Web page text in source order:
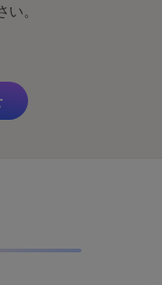
。